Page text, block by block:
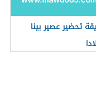
تحضير عصير بينا